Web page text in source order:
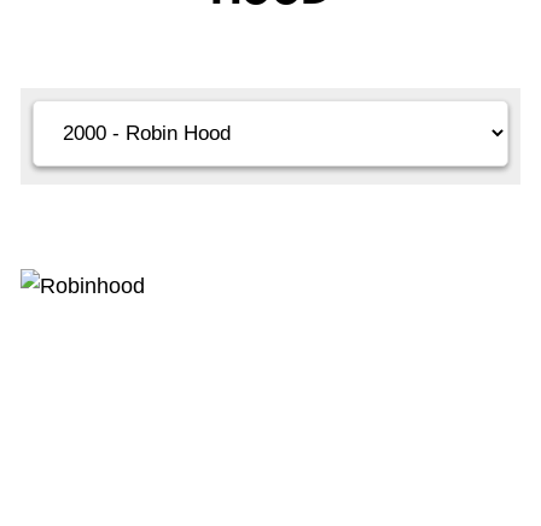
GASTEBOEK